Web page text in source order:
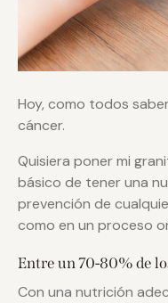
Hoy, como todos
cáncer.
Quisiera poner mi
básico de tener una
prevención de
como en un proceso
Entre un 70-80% de
Con una nutrición